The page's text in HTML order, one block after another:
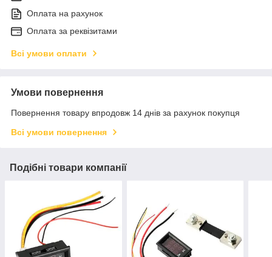
Оплата на рахунок
Оплата за реквізитами
Всі умови оплати
Умови повернення
Повернення товару впродовж 14 днів за рахунок покупця
Всі умови повернення
Подібні товари компанії